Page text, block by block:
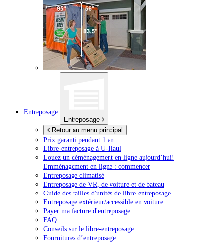
Entreposage
Entreposage
Retour au menu principal
Prix garanti pendant 1 an
Libre-entreposage à U-Haul
Louez un déménagement en ligne aujourd’hui!
Emménagement en ligne : commencer
Entreposage climatisé
Entreposage de VR, de voiture et de bateau
Guide des tailles d'unités de libre-entreposage
Entreposage extérieur/accessible en voiture
Payer ma facture d'entreposage
FAQ
Conseils sur le libre-entreposage
Fournitures d’entreposage